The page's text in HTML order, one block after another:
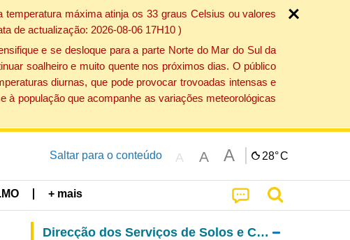
máxima atinja os 33 graus Celsius ou valores
de actualização: 2026-08-06 17H10 )
e se desloque para a parte Norte do Mar do Sul da
soalheiro e muito quente nos próximos dias. O público
diurnas, que pode provocar trovoadas intensas e
à população que acompanhe as variações meteorológicas
Saltar para o conteúdo A A A 28°C
+ mais
Direcção dos Serviços de Solos e Construção Urbana